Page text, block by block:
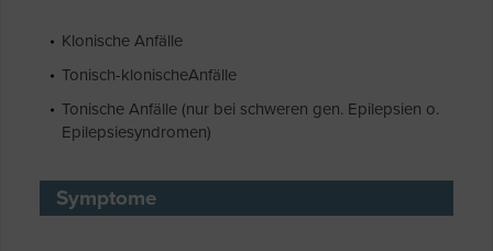
Klonische Anfälle
Tonisch-klonischeAnfälle
Tonische Anfälle (nur bei schweren gen. Epilepsien o.
Epilepsiesyndromen)
Symptome